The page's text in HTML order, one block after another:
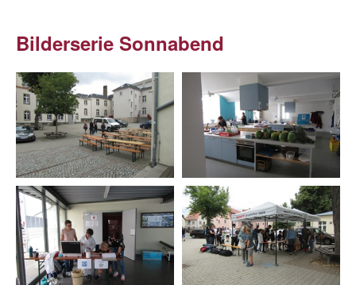
Bilderserie Sonnabend